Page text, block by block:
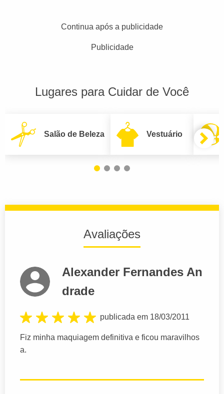
Continua após a publicidade
Publicidade
Lugares para Cuidar de Você
Salão de Beleza Vestuário
Avaliações
Alexander Fernandes An
drade
publicada em 18/03/2011
Fiz minha maquiagem definitiva e ficou maravilhos
a.